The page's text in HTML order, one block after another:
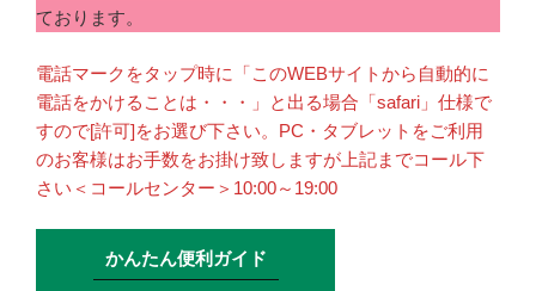
ております。
電話マークをタップ時に「このWEBサイトから自動的に
電話をかけることは・・・」と出る場合「safari」仕様で
すので[許可]をお選び下さい。PC・タブレットをご利用
のお客様はお手数をお掛け致しますが上記までコール下
さい＜コールセンター＞10:00～19:00
かんたん便利ガイド